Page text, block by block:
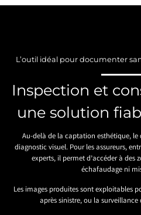
L’outil idéal pour documenter
Inspection et
une solution
Au-delà de la captation esthétique,
diagnostic visuel. Pour les assureurs,
experts, il permet d’accéder à des
échafaudage ni
Les images produites sont exploitables
après sinistre, ou la